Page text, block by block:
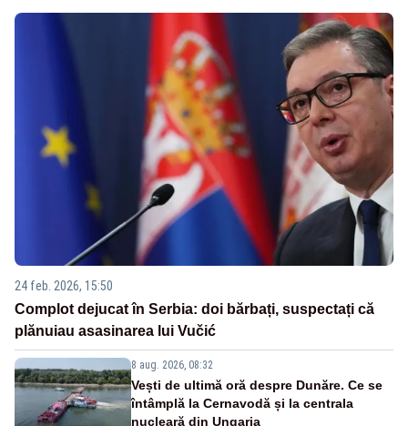
24 feb. 2026, 15:50
Complot dejucat în Serbia: doi bărbați, suspectați că
plănuiau asasinarea lui Vučić
8 aug. 2026, 08:32
Vești de ultimă oră despre Dunăre. Ce se
întâmplă la Cernavodă și la centrala
nucleară din Ungaria